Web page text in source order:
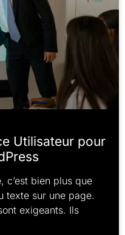
Utilisateur pour
c’est bien plus que
texte sur une page.
exigeants. Ils